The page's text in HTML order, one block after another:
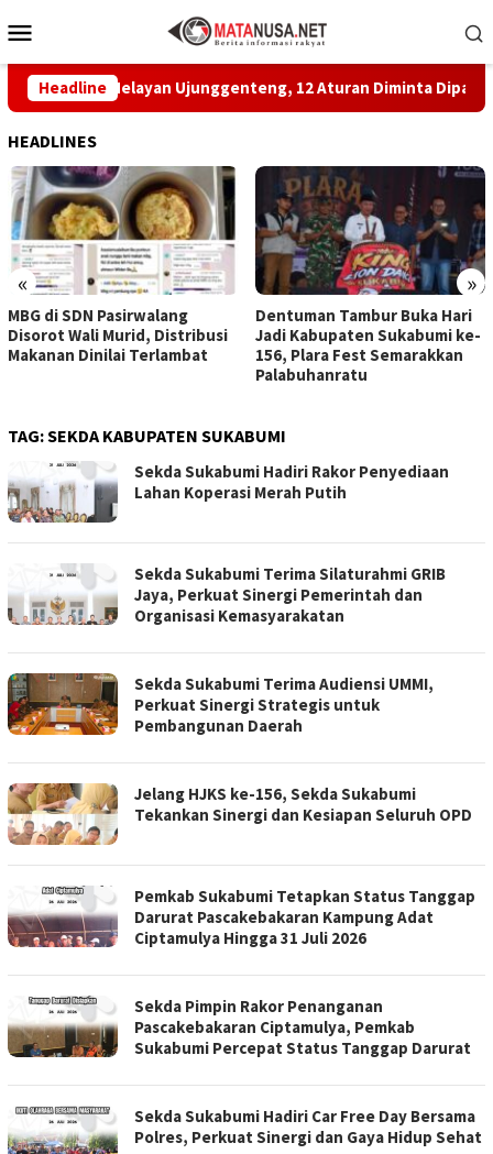
ke
Mobile
Headline
Nelayan Ujunggenteng, 12 Aturan Diminta Dipatuhi
HEADLINES
« »
MBG di SDN Pasirwalang
Disorot Wali Murid, Distribusi
Makanan Dinilai Terlambat
Dentuman Tambur Buka Hari
Jadi Kabupaten Sukabumi ke-
156, Plara Fest Semarakkan
Palabuhanratu
TAG:SEKDA KABUPATEN SUKABUMI
Sekda Sukabumi Hadiri Rakor Penyediaan
Lahan Koperasi Merah Putih
Sekda Sukabumi Terima Silaturahmi GRIB
Jaya, Perkuat Sinergi Pemerintah dan
Organisasi Kemasyarakatan
Sekda Sukabumi Terima Audiensi UMMI,
Perkuat Sinergi Strategis untuk
Pembangunan Daerah
Jelang HJKS ke-156, Sekda Sukabumi
Tekankan Sinergi dan Kesiapan Seluruh OPD
Pemkab Sukabumi Tetapkan Status Tanggap
Darurat Pascakebakaran Kampung Adat
Ciptamulya Hingga 31 Juli 2026
Sekda Pimpin Rakor Penanganan
Pascakebakaran Ciptamulya, Pemkab
Sukabumi Percepat Status Tanggap Darurat
Sekda Sukabumi Hadiri Car Free Day Bersama
Polres, Perkuat Sinergi dan Gaya Hidup Sehat